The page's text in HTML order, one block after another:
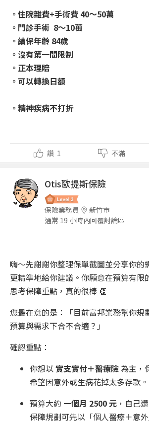
。住院雜費+手術費 40～50萬
。門診手術 8～10萬
。續保年齡 84歲
。沒有第一間限制
。正本理賠
。可以轉換日額
。精神疾病不打折
讚 1 不滿
Otis歐提斯保險
保險業務員
新竹市
通常 19 小時內回覆討論區
嗨～先謝謝你整理保單截圖並分享你的
更精準地給你建議。你願意在預算有限
思考保障重點，真的很棒 👏
您最在意的是：「目前富邦業務幫你規
預算與需求下合不合適？」
確認重點：
你想以實支實付＋醫療險 為主，
希望因意外或生病花掉太多存款。
預算大約 一個月 2500 元 ，自己
保障規劃可先以「個人醫療＋意